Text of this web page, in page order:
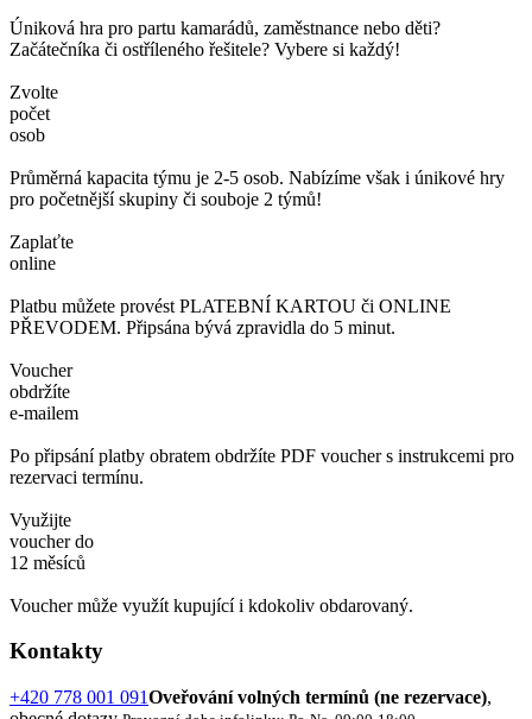
Úniková hra pro partu kamarádů, zaměstnance nebo děti?
Začátečníka či ostříleného řešitele? Vybere si každý!
Zvolte
počet
osob
Průměrná kapacita týmu je 2-5 osob. Nabízíme však i únikové hry
pro početnější skupiny či souboje 2 týmů!
Zaplaťte
online
Platbu můžete provést PLATEBNÍ KARTOU či ONLINE
PŘEVODEM. Připsána bývá zpravidla do 5 minut.
Voucher
obdržíte
e-mailem
Po připsání platby obratem obdržíte PDF voucher s instrukcemi pro
rezervaci termínu.
Využijte
voucher do
12 měsíců
Voucher může využít kupující i kdokoliv obdarovaný.
Kontakty
+420 778 001 091Oveřování volných termínů (ne rezervace),